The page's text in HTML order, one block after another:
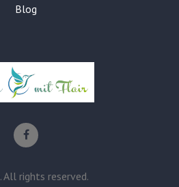
Blog
. All rights reserved.